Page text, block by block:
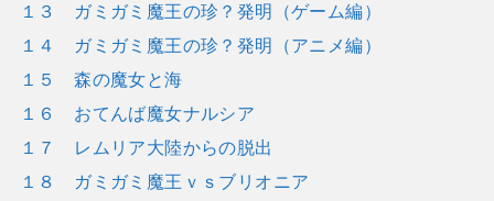
１３ ガミガミ魔王の珍？発明（ゲーム編）
１４ ガミガミ魔王の珍？発明（アニメ編）
１５ 森の魔女と海
１６ おてんば魔女ナルシア
１７ レムリア大陸からの脱出
１８ ガミガミ魔王ｖｓブリオニア